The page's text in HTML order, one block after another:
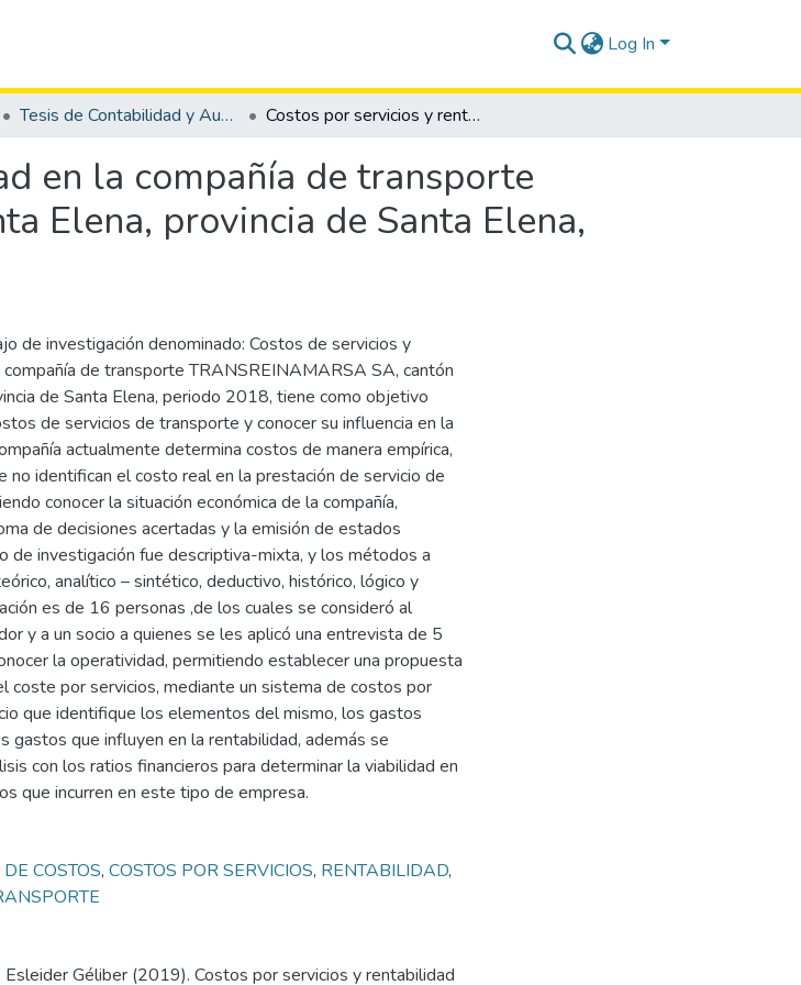
Log In
Tesis de Contabilidad y Auditoría Costos por servicios y rentabilidad en la compañía de transporte Transreinamarsa S.A, cantón Santa Elena, provincia de Santa Elena, período 2018.
en la compañía de transporte
Elena, provincia de Santa Elena,
de investigación denominado: Costos de servicios y
de transporte TRANSREINAMARSA SA, cantón
de Santa Elena, periodo 2018, tiene como objetivo
de servicios de transporte y conocer su influencia en la
actualmente determina costos de manera empírica,
no identifican el costo real en la prestación de servicio de
conocer la situación económica de la compañía,
de decisiones acertadas y la emisión de estados
de investigación fue descriptiva-mixta, y los métodos a
analítico – sintético, deductivo, histórico, lógico y
es de 16 personas ,de los cuales se consideró al
y a un socio a quienes se les aplicó una entrevista de 5
la operatividad, permitiendo establecer una propuesta
coste por servicios, mediante un sistema de costos por
que identifique los elementos del mismo, los gastos
gastos que influyen en la rentabilidad, además se
con los ratios financieros para determinar la viabilidad en
que incurren en este tipo de empresa.
COSTOS, COSTOS POR SERVICIOS, RENTABILIDAD,
Esleider Géliber (2019). Costos por servicios y rentabilidad